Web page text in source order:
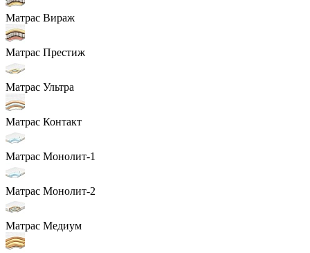
Матрас Вираж
Матрас Престиж
Матрас Ультра
Матрас Контакт
Матрас Монолит-1
Матрас Монолит-2
Матрас Медиум